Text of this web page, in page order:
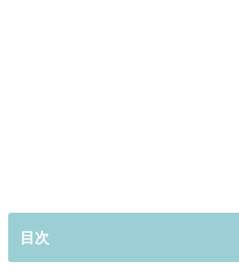
目次